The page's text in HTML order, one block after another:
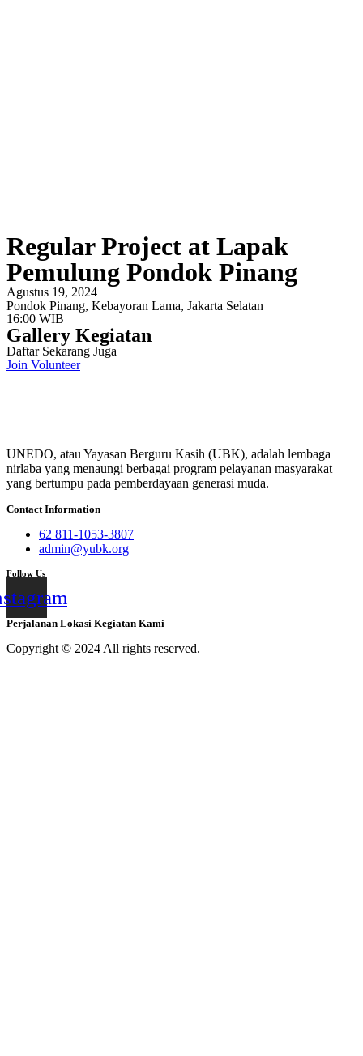
Regular Project at Lapak
Pemulung Pondok Pinang
Agustus 19, 2024
Pondok Pinang, Kebayoran Lama, Jakarta Selatan
16:00 WIB
Gallery Kegiatan
Daftar Sekarang Juga
Join Volunteer
UNEDO, atau Yayasan Berguru Kasih (UBK), adalah lembaga
nirlaba yang menaungi berbagai program pelayanan masyarakat
yang bertumpu pada pemberdayaan generasi muda.
Contact Information
62 811-1053-3807
admin@yubk.org
Follow Us
Perjalanan Lokasi Kegiatan Kami
Copyright © 2024 All rights reserved.